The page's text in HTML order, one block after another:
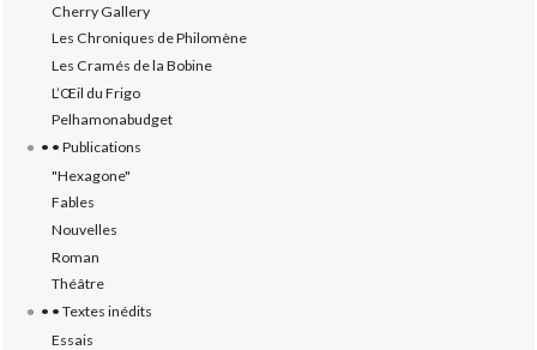
Cherry Gallery
Les Chroniques de Philomène
Les Cramés de la Bobine
L’‎Œil du Frigo
Pelhamonabudget
• • Publications
"Hexagone"
Fables
Nouvelles
Roman
Théâtre
• • Textes inédits
Essais